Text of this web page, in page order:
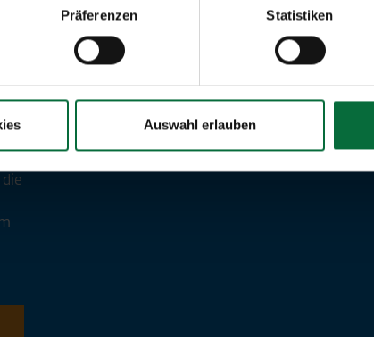
Präferenzen Statistiken
Auswahl erlauben